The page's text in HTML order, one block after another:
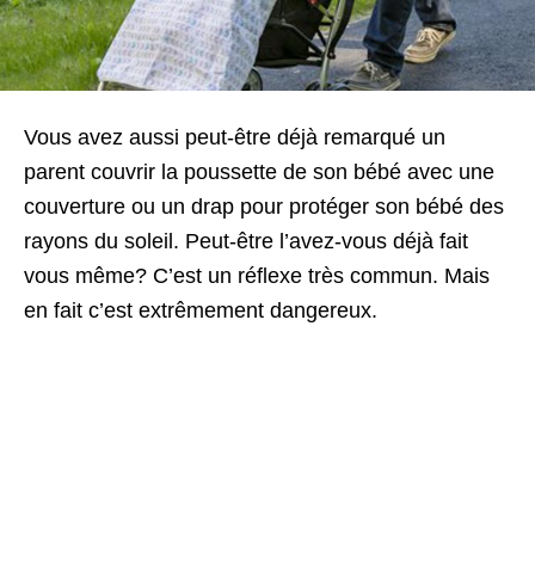
Vous avez aussi peut-être déjà remarqué un
parent couvrir la poussette de son bébé avec une
couverture ou un drap pour protéger son bébé des
rayons du soleil. Peut-être l’avez-vous déjà fait
vous même? C’est un réflexe très commun. Mais
en fait c’est extrêmement dangereux.